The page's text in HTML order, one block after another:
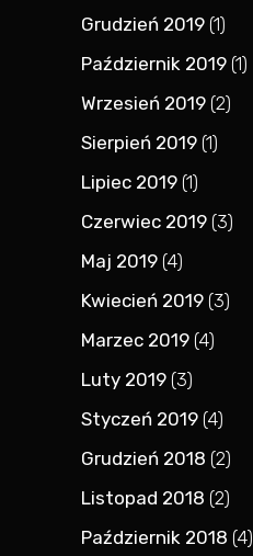
Grudzień 2019 (1)
Październik 2019 (1)
Wrzesień 2019 (2)
Sierpień 2019 (1)
Lipiec 2019 (1)
Czerwiec 2019 (3)
Maj 2019 (4)
Kwiecień 2019 (3)
Marzec 2019 (4)
Luty 2019 (3)
Styczeń 2019 (4)
Grudzień 2018 (2)
Listopad 2018 (2)
Październik 2018 (4)